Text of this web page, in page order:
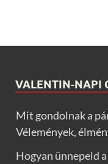
VALENTIN-NAPI
Mit gondolnak a
Vélemények,
Hogyan ünnepeld